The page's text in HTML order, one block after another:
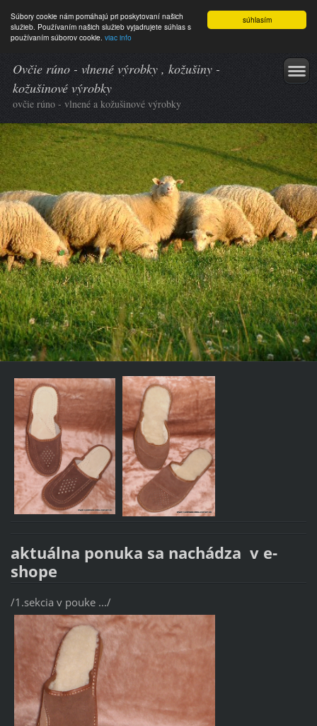
súhlasím
Súbory cookie nám pomáhajú pri poskytovaní našich
služieb. Používaním našich služieb vyjadrujete súhlas s
používaním súborov cookie. viac info
Ovčie rúno - vlnené výrobky , kožušiny -
kožušinové výrobky
ovčie rúno - vlnené a kožušinové výrobky
aktuálna ponuka sa nachádza v e-
shope
/1.sekcia v pouke .../